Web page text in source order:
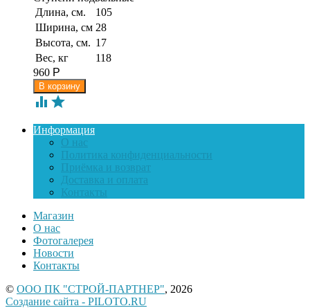
Длина, см.
105
Ширина, см 28
Высота, см. 17
Вес, кг
118
960 Р
 
Информация
О нас
Политика конфиденциальности
Приёмка и возврат
Доставка и оплата
Контакты
Магазин
О нас
Фотогалерея
Новости
Контакты
© ООО ПК "СТРОЙ-ПАРТНЕР", 2026
Создание сайта - PILOTO.RU